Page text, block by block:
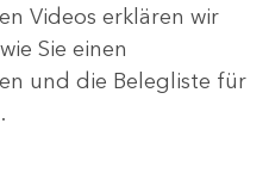
Videos erklären wir
Sie einen
und die Belegliste für